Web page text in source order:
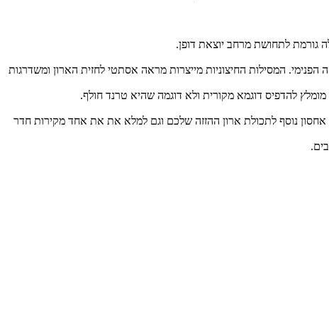
גורמת לתחושת מרחב יוצאת דופן.
הפנימי. המסילות החיצוניות מייצרות מראה אסתטי לחזית הארון ומשדרגות
להדפיס דוגמא מקורית ולא דוגמה שהיא טרנד חולף.
אחסון נוסף לתכולת ארון ההזזה שלכם וגם למלא את את אחד מקירות חדר